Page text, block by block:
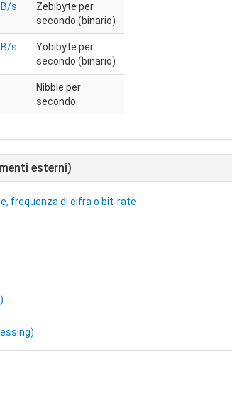
s
Zebibyte per
secondo (binario)
s
Yobibyte per
secondo (binario)
Nibble per
secondo
esterni)
frequenza di cifra o bit-rate